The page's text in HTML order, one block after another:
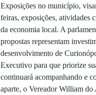
Exposições no município,
feiras, exposições, atividades
da economia local. A
propostas representam
desenvolvimento de
Executivo para que priorize
continuará acompanhando e
aparte, o Vereador William